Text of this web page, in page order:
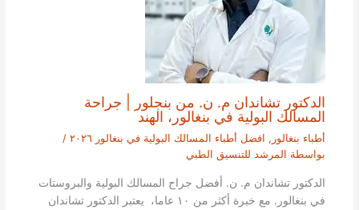
الدكتور تشاندان م. ن. من بنجلور | جراحة
المسالك البولية في بنغالور، الهند
أطباء بنغالور , افضل أطباء المسالك البولية في بنغالور ٢٠٢٦
/
بواسطة المرشد للتنسيق الطبي
الدكتور تشاندان م. ن. أفضل جراح المسالك البولية والبروستات
في بنغالور. مع خبرة أكثر من ١٠ عاما، يعتبر الدكتور تشاندان